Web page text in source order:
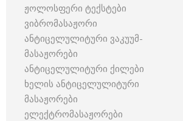
ჟოლოსფერი ტექსტები
ვიბრომასაჟორი
ანტიცელულიტური ვაკუუმ-
მასაჟორები
ანტიცელულიტური ქილები
ხელის ანტიცელულიტური
მასაჟორები
ელექტრომასაჟორები